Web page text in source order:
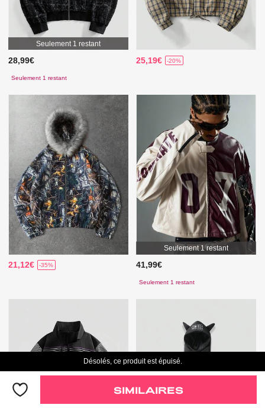
Seulement 1 restant
28,99€
Seulement 1 restant
25,19€ -20%
21,12€ -35%
Seulement 1 restant
41,99€
Seulement 1 restant
Désolés, ce produit est épuisé.
SIMILAIRES